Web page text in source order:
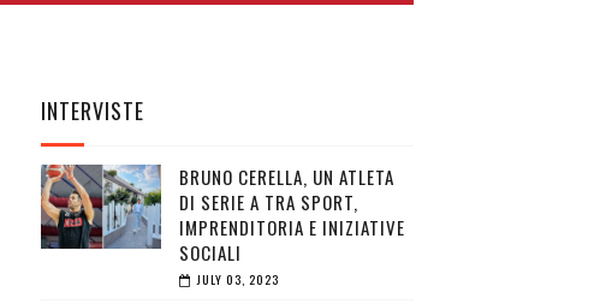
INTERVISTE
BRUNO CERELLA, UN ATLETA
DI SERIE A TRA SPORT,
IMPRENDITORIA E INIZIATIVE
SOCIALI
JULY 03, 2023